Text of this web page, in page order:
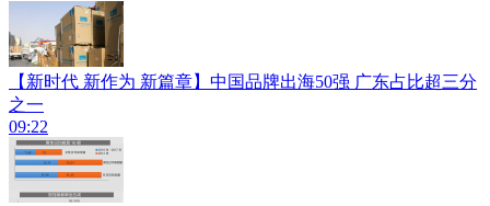
【新时代 新作为 新篇章】中国品牌出海50强 广东占比超三分
之一
09:22